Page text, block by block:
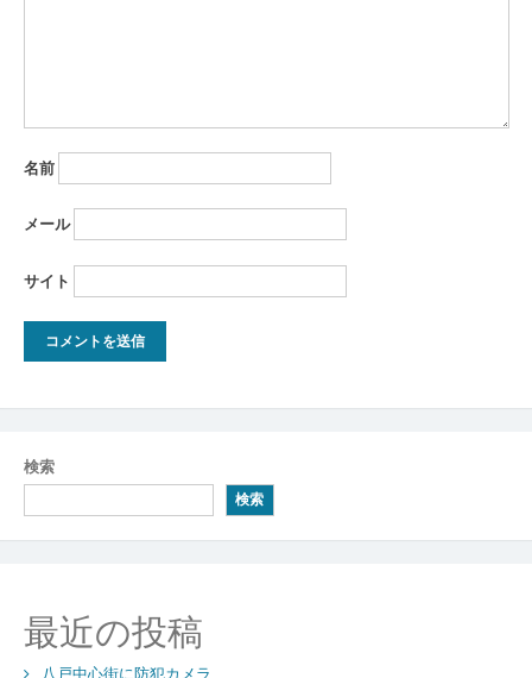
名前
メール
サイト
検索
検索
最近の投稿
八戸中心街に防犯カメラ